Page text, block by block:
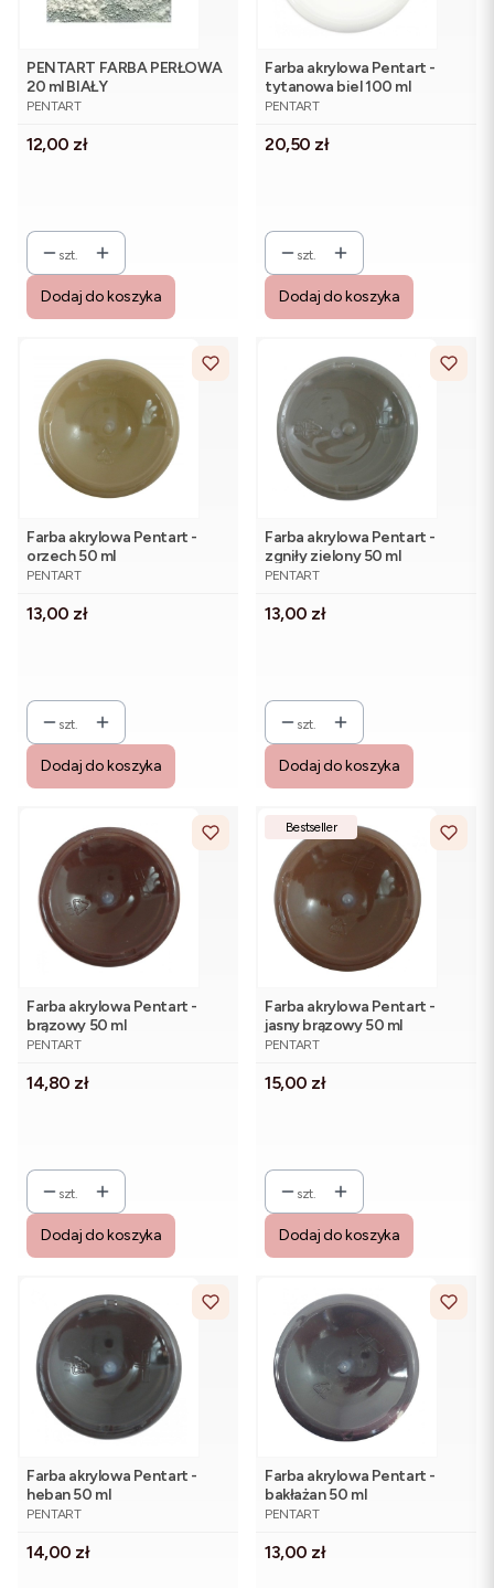
PENTART FARBA PERŁOWA
20 ml BIAŁY
PRODUCENT
PENTART
Cena
12,00 zł
szt.
Dodaj do koszyka
Farba akrylowa Pentart -
tytanowa biel 100 ml
PRODUCENT
PENTART
Cena
20,50 zł
szt.
Dodaj do koszyka
Farba akrylowa Pentart -
orzech 50 ml
PRODUCENT
PENTART
Cena
13,00 zł
szt.
Dodaj do koszyka
Farba akrylowa Pentart -
zgniły zielony 50 ml
PRODUCENT
PENTART
Cena
13,00 zł
szt.
Dodaj do koszyka
Farba akrylowa Pentart -
brązowy 50 ml
PRODUCENT
PENTART
Cena
14,80 zł
szt.
Dodaj do koszyka
Bestseller
Farba akrylowa Pentart -
jasny brązowy 50 ml
PRODUCENT
PENTART
Cena
15,00 zł
szt.
Dodaj do koszyka
Farba akrylowa Pentart -
heban 50 ml
PRODUCENT
PENTART
Cena
14,00 zł
Farba akrylowa Pentart -
bakłażan 50 ml
PRODUCENT
PENTART
Cena
13,00 zł